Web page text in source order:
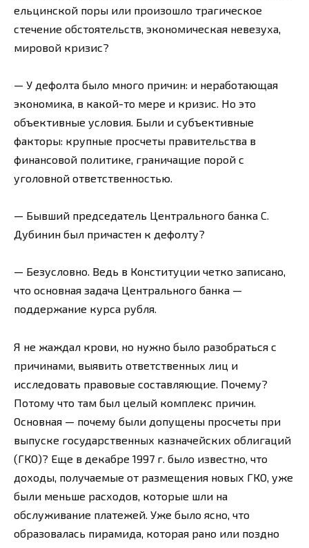
ельцинской поры или произошло трагическое
стечение обстоятельств, экономическая невезуха,
мировой кризис?
— У дефолта было много причин: и неработающая
экономика, в какой-то мере и кризис. Но это
объективные условия. Были и субъективные
факторы: крупные просчеты правительства в
финансовой политике, граничащие порой с
уголовной ответственностью.
— Бывший председатель Центрального банка С.
Дубинин был причастен к дефолту?
— Безусловно. Ведь в Конституции четко записано,
что основная задача Центрального банка —
поддержание курса рубля.
Я не жаждал крови, но нужно было разобраться с
причинами, выявить ответственных лиц и
исследовать правовые составляющие. Почему?
Потому что там был целый комплекс причин.
Основная — почему были допущены просчеты при
выпуске государственных казначейских облигаций
(ГКО)? Еще в декабре 1997 г. было известно, что
доходы, получаемые от размещения новых ГКО, уже
были меньше расходов, которые шли на
обслуживание платежей. Уже было ясно, что
образовалась пирамида, которая рано или поздно